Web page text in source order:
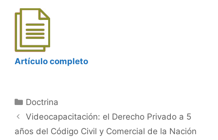
Artículo completo
Categorías
Doctrina
Videocapacitación: el Derecho Privado a 5
años del Código Civil y Comercial de la Nación